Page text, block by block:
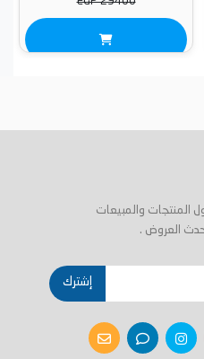
المنتجات والمبيعات
العروض .
إشترك